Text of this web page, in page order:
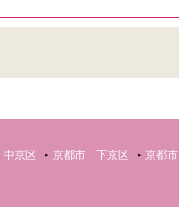
京区 京都市 下京区 京都